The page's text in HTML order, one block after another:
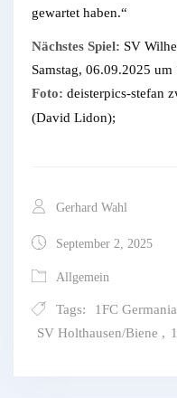
gewartet haben.“
Nächstes Spiel: SV
Samstag, 06.09.2025
Foto: deisterpics-stefan
(David Lidon);
Gerhard Wahl
September 2, 2025
Allgemein
Tags: 1FC
SV Holthausen/Biene ,